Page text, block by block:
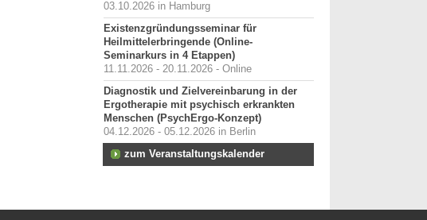
03.10.2026 in Hamburg
Existenzgründungsseminar für
Heilmittelerbringende (Online-
Seminarkurs in 4 Etappen)
11.11.2026 - 20.11.2026 - Online
Diagnostik und Zielvereinbarung in der
Ergotherapie mit psychisch erkrankten
Menschen (PsychErgo-Konzept)
04.12.2026 - 05.12.2026 in Berlin
zum Veranstaltungskalender